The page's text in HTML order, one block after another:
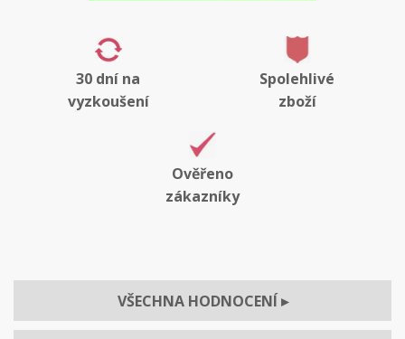
30 dní na
vyzkoušení
Spolehlivé
zboží
Ověřeno
zákazníky
VŠECHNA HODNOCENÍ▸